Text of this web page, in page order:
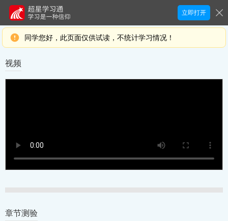
立即打开
同学您好，此页面仅供试读，不统计学习情况！
视频
章节测验